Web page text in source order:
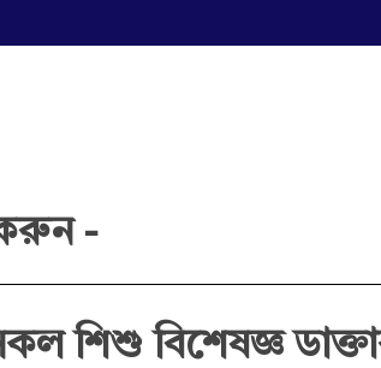
করুন -
শিশু বিশেষজ্ঞ